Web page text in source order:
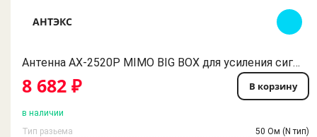
АНТЭКС
Антенна AX-2520P MIMO BIG BOX для усиления сигнала 4G мобильного интернета
8 682 ₽ В корзину
в наличии
Тип разьема
50 Ом (N тип)